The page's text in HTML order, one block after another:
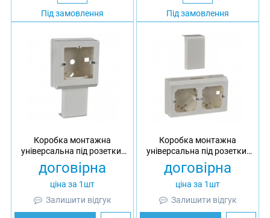
Під замовлення Під замовлення
Коробка монтажна
універсальна під розетки,
1-пост стандарту 60 Ultra,
АБС
договірна
ціна за 1шт
Залишити відгук
Коробка монтажна
універсальна під розетки,
2-поста стандарту 60 Ultra,
АБС
договірна
ціна за 1шт
Залишити відгук